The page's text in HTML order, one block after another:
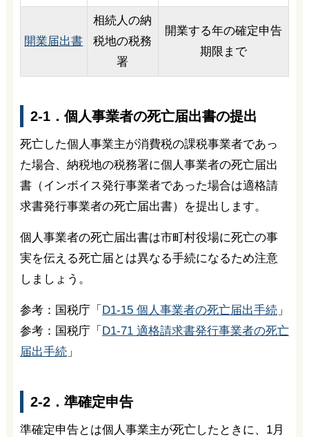
開業届出書
相続人の納
税地の税務
署
開業する年の確定申告
期限まで
2-1．個人事業者の死亡届出書の提出
死亡した個人事業主が消費税の課税事業者であっ
た場合、納税地の税務署に個人事業者の死亡届出
書（インボイス発行事業者であった場合は適格請
求書発行事業者の死亡届出書）を提出します。
個人事業者の死亡届出書は市町村役場に死亡の事
実を伝える死亡届とは異なる手続になるため注意
しましょう。
参考：国税庁「 D1-15 個人事業者の死亡届出手続」
参考：国税庁「 D1-71 適格請求書発行事業者の死亡
届出手続」
2-2．準確定申告
準確定申告とは個人事業主が死亡したときに、1月